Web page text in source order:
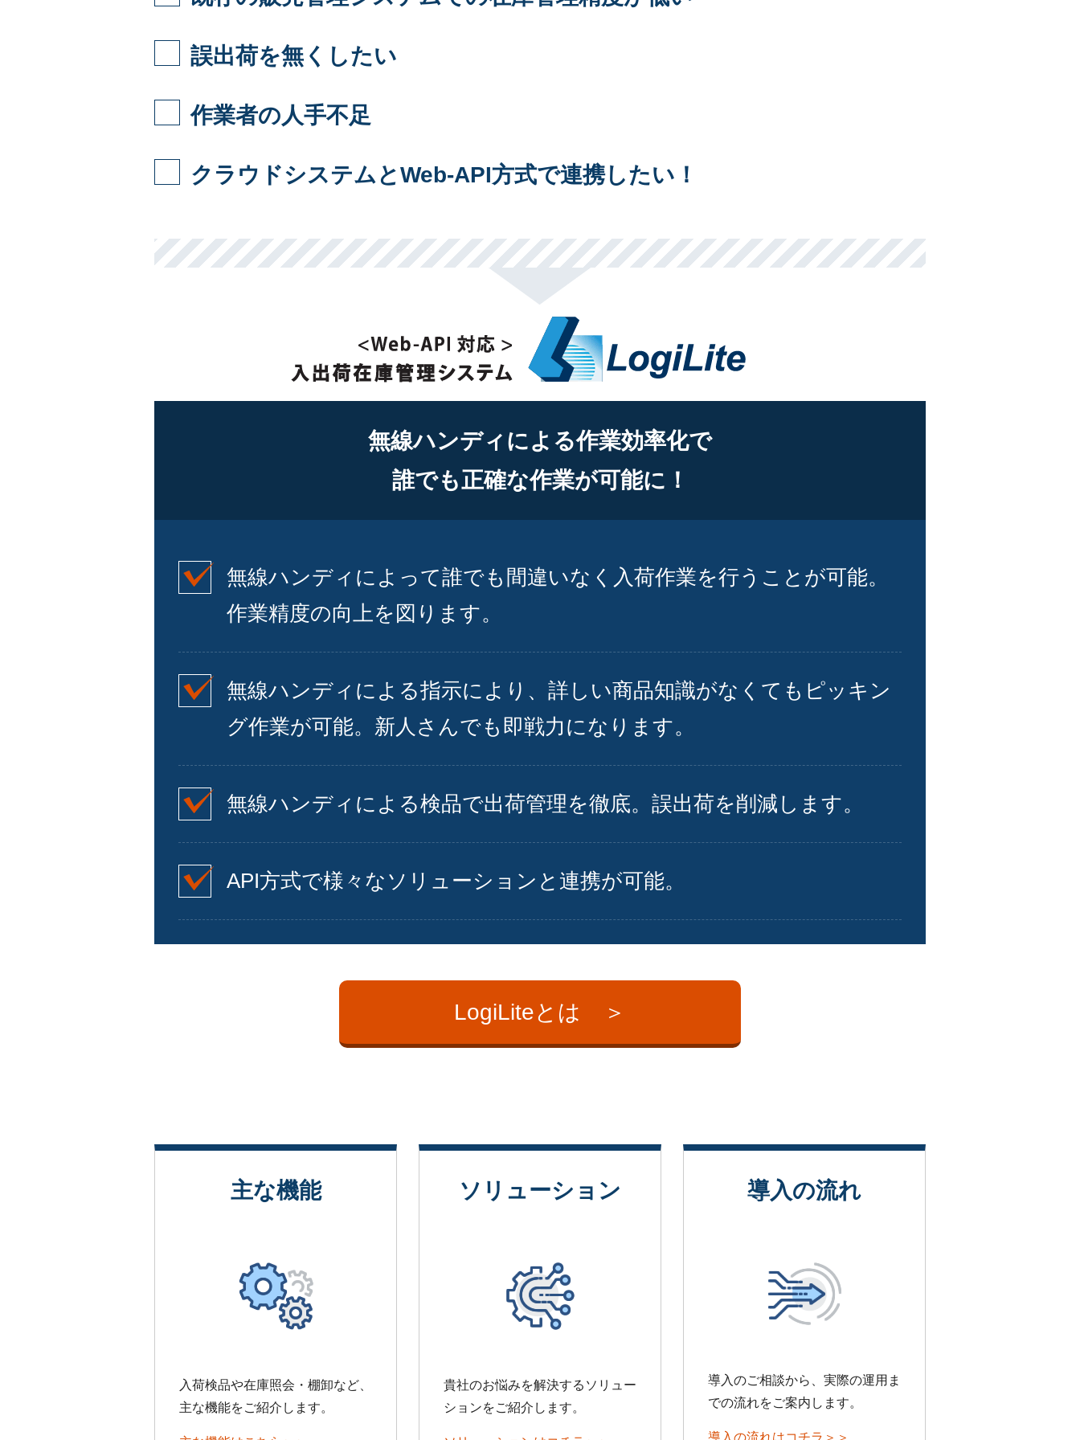
誤出荷を無くしたい
作業者の人手不足
クラウドシステムとWeb-API方式で連携したい！
無線ハンディによる作業効率化で
誰でも正確な作業が可能に！
無線ハンディによって誰でも間違いなく入荷作業を行うことが可能。
作業精度の向上を図ります。
無線ハンディによる指示により、詳しい商品知識がなくてもピッキン
グ作業が可能。新人さんでも即戦力になります。
無線ハンディによる検品で出荷管理を徹底。誤出荷を削減します。
API方式で様々なソリューションと連携が可能。
LogiLiteとは ＞
主な機能
入荷検品や在庫照会・棚卸など、
主な機能をご紹介します。
ソリューション
貴社のお悩みを解決するソリュー
ションをご紹介します。
導入の流れ
導入のご相談から、実際の運用ま
での流れをご案内します。
導入の流れはコチラ＞＞